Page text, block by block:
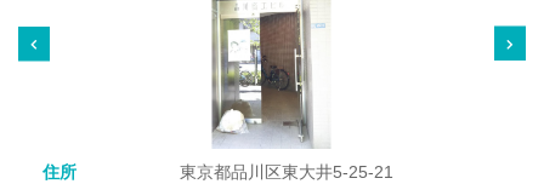
住所
東京都品川区東大井5-25-21